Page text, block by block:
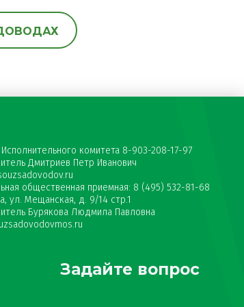
комитета 8-903-208-17-97
Дмитриев Петр Иванович
общественная приемная: 8 (495) 532-81-68
ул. Мещанская, д. 9/14 стр.1
Бурякова Людмила Павловна
Задайте вопрос